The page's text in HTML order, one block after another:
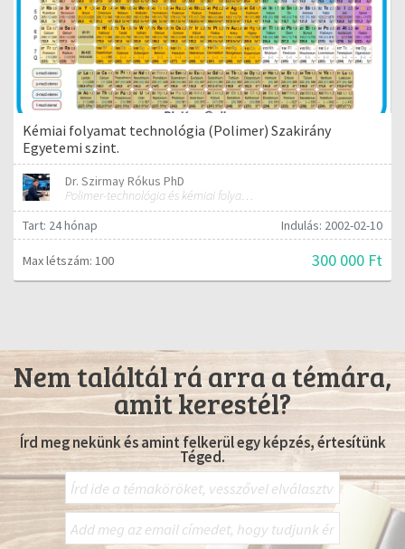
Kémiai folyamat technológia (Polimer) Szakirány
Egyetemi szint.
Dr. Szirmay Rókus PhD
Polimer-technológia és kémiai folyamat-technológia
Tart: 24 hónap
Indulás: 2002-02-10
Max létszám: 100 300 000 Ft
Nem találtál rá arra a témára,
amit kerestél?
Írd meg nekünk és amint felkerül egy képzés, értesítünk
Téged.